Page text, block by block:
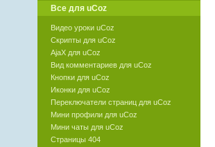
Все для uCoz
Видео уроки uCoz
Скрипты для uCoz
AjaX для uCoz
Вид комментариев для uCoz
Кнопки для uCoz
Иконки для uCoz
Переключатели страниц для uCoz
Мини профили для uCoz
Мини чаты для uCoz
Страницы 404